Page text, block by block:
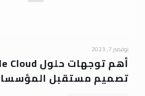
نوفمبر 7, 2023
تصميم مستقبل المؤسسات